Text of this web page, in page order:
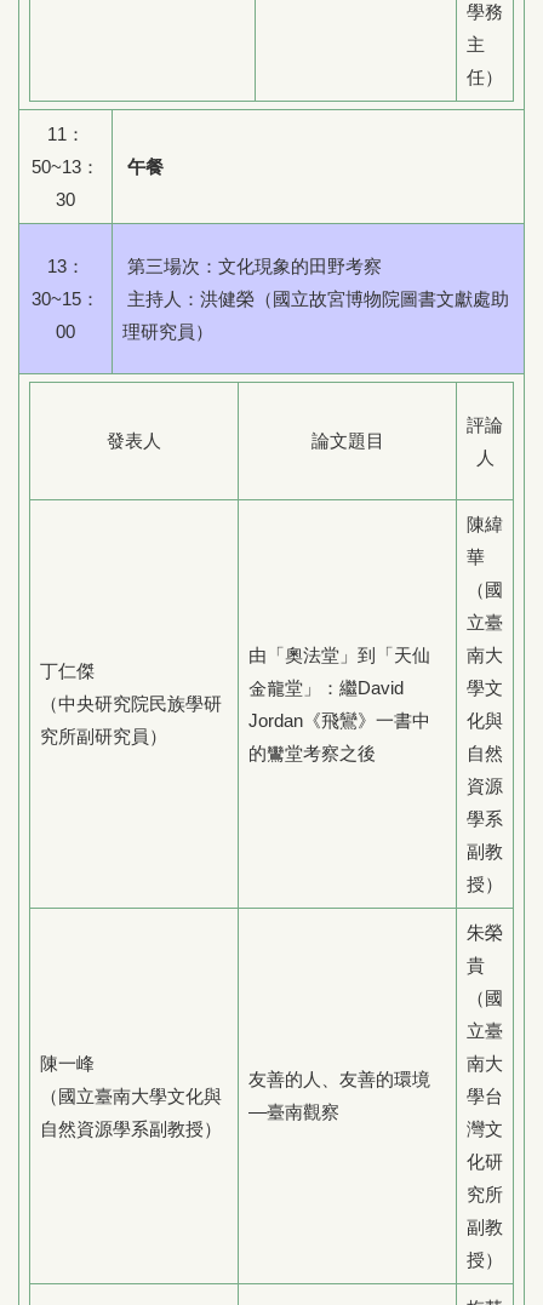
學務
主
任）
11：
50~13：
30
午餐
13：
30~15：
00
第三場次：文化現象的田野考察
主持人：洪健榮（國立故宮博物院圖書文獻處助
理研究員）
發表人 論文題目
評論
人
丁仁傑
（中央研究院民族學研
究所副研究員）
由「奧法堂」到「天仙
金龍堂」：繼David
Jordan《飛鸞》一書中
的鸞堂考察之後
陳緯
華
（國
立臺
南大
學文
化與
自然
資源
學系
副教
授）
陳一峰
（國立臺南大學文化與
自然資源學系副教授）
友善的人、友善的環境
—臺南觀察
朱榮
貴
（國
立臺
南大
學台
灣文
化研
究所
副教
授）